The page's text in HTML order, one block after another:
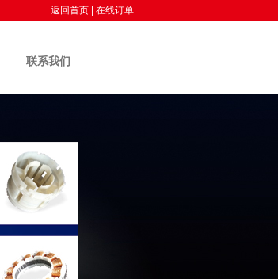
返回首页 在线订单
联系我们